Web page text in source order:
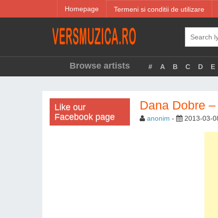
Homepage Termeni si conditii de utilizare
Browse artists # A B C D E
Like our
Facebook page
Dana Dobre
anonim - 2013-03-